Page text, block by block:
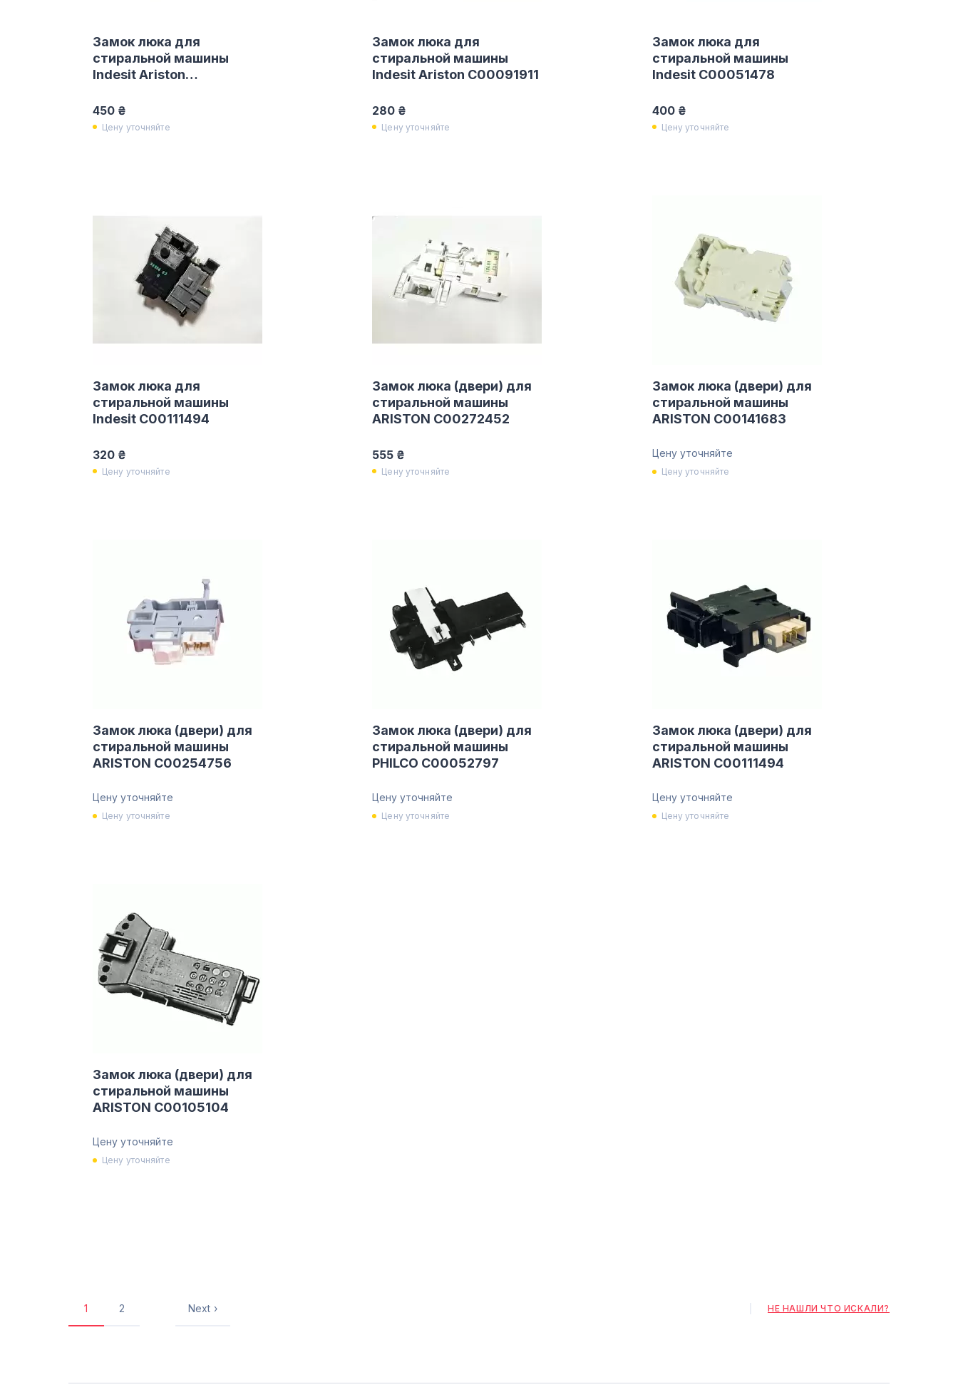
Замок люка для
стиральной машины
Indesit Ariston
450 ₴
Цену уточняйте
Замок люка для
стиральной машины
Indesit Ariston C00091911
280 ₴
Цену уточняйте
Замок люка для
стиральной машины
Indesit C00051478
400 ₴
Цену уточняйте
Замок люка для
стиральной машины
Indesit C00111494
320 ₴
Цену уточняйте
Замок люка (двери) для
стиральной машины
ARISTON C00272452
555 ₴
Цену уточняйте
Замок люка (двери) для
стиральной машины
ARISTON C00141683
Цену уточняйте
Цену уточняйте
Замок люка (двери) для
стиральной машины
ARISTON C00254756
Цену уточняйте
Цену уточняйте
Замок люка (двери) для
стиральной машины
PHILCO C00052797
Цену уточняйте
Цену уточняйте
Замок люка (двери) для
стиральной машины
ARISTON C00111494
Цену уточняйте
Цену уточняйте
Замок люка (двери) для
стиральной машины
ARISTON C00105104
Цену уточняйте
Цену уточняйте
Текущая
1
Страница
2
Следующая
Next › НЕ НАШЛИ ЧТО ИСКАЛИ?